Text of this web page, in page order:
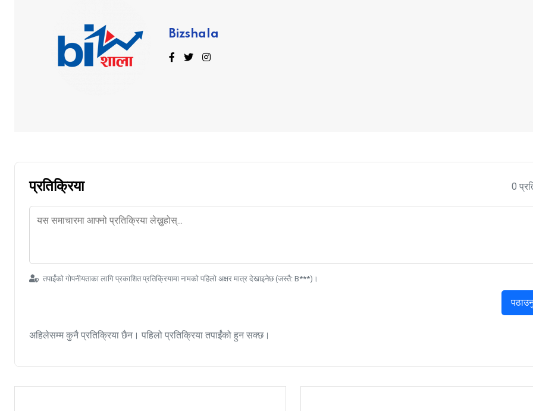
Bizshala
प्रतिक्रिया 0
तपाईंको गोपनीयताका लागि प्रकाशित प्रतिक्रियामा नामको पहिलो अक्षर मात्र देखाइनेछ (जस्तै: B***)।
अहिलेसम्म कुनै प्रतिक्रिया छैन। पहिलो प्रतिक्रिया तपाईंको हुन सक्छ।